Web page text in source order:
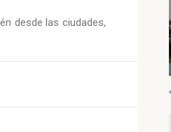
desde las ciudades,